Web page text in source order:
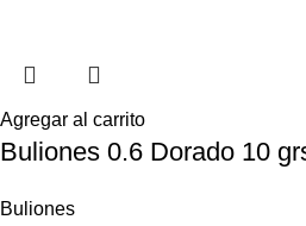
Agregar al carrito
Buliones 0.6 Dorado 10
Buliones